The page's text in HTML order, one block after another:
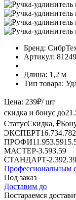
Бренд:
Артикул: 81249
Длина: 1,2 м
Тип товара:
Цена: 239₽/ шт
скидка и бонус до
СтатусСкидка, ₽
ЭКСПЕРТ16.734.78
ПРОФИ11.953.59
МАСТЕР-3.593.59
СТАНДАРТ-2.392.39
Профессиональным
Под заказ
Доставим до
Постараемся